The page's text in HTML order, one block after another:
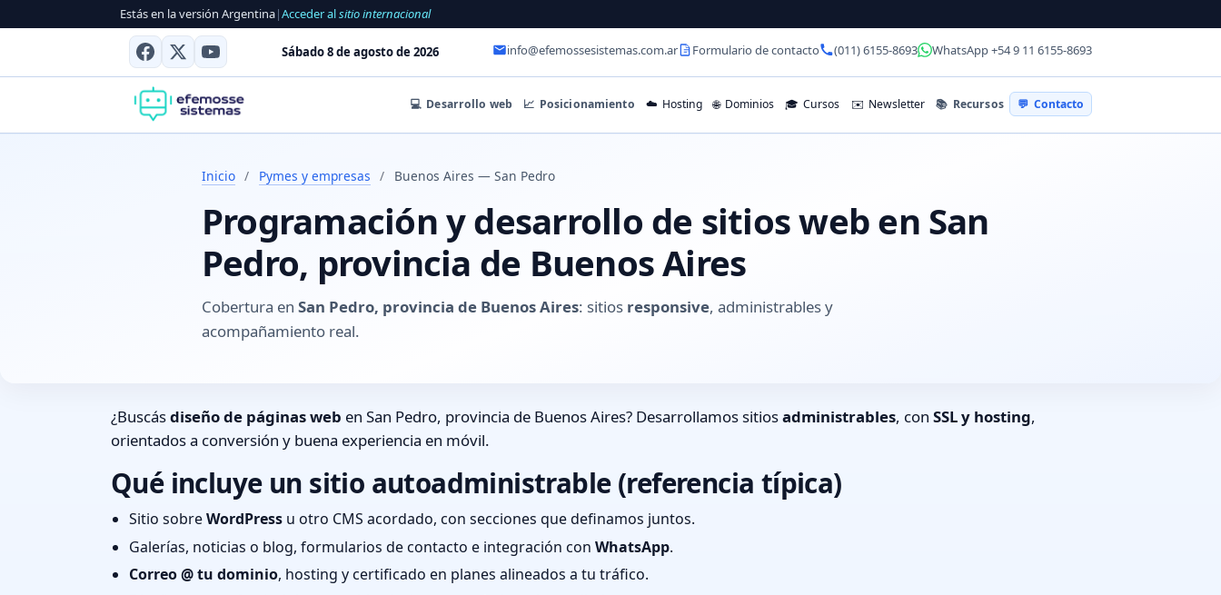
Estás en la versión Argentina|Acceder alsitio internacional
Sábado 8 de agosto de 2026 info@efemossesistemas.com.ar Formulario de contacto (011) 6155-8693 WhatsApp +54 9 11 6155-8693
💻 Desarrollo web 📈 Posicionamiento ☁️ Hosting 🌐 Dominios 🎓 Cursos ✉️ Newsletter 📚 Recursos 💬 Contacto
Inicio / Pymes y empresas / Buenos Aires — San Pedro
Programación y desarrollo de sitios web en San
Pedro, provincia de Buenos Aires
Cobertura en San Pedro, provincia de Buenos Aires: sitios responsive, administrables y
acompañamiento real.
¿Buscásdiseño de páginas web en San Pedro, provincia de Buenos Aires? Desarrollamos sitiosadministrables, con SSL y hosting,
orientados a conversión y buena experiencia en móvil.
Qué incluye un sitio autoadministrable (referencia típica)
Sitio sobreWordPress u otro CMS acordado, con secciones que definamos juntos.
Galerías, noticias o blog, formularios de contacto e integración con WhatsApp.
Correo @ tu dominio, hosting y certificado en planes alineados a tu tráfico.